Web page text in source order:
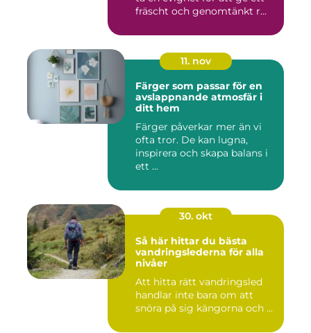
fräscht och genomtänkt r...
11. nov
Färger som passar för en
avslappnande atmosfär i
ditt hem
Färger påverkar mer än vi
ofta tror. De kan lugna,
inspirera och skapa balans i
ett ...
30. okt
Så här hittar du bästa
vandringslederna för alla
nivåer
Att hitta rätt vandringsled
handlar inte bara om att
snöra på sig kängorna och ...